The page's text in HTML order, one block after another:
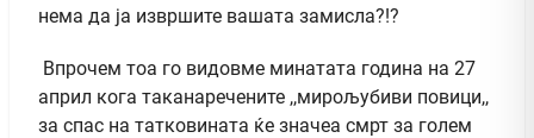
нема да ја извршите вашата замисла?!?
Впрочем тоа го видовме минатата година на 27
април кога таканаречените ,,мирољубиви повици,,
за спас на татковината ќе значеа смрт за голем